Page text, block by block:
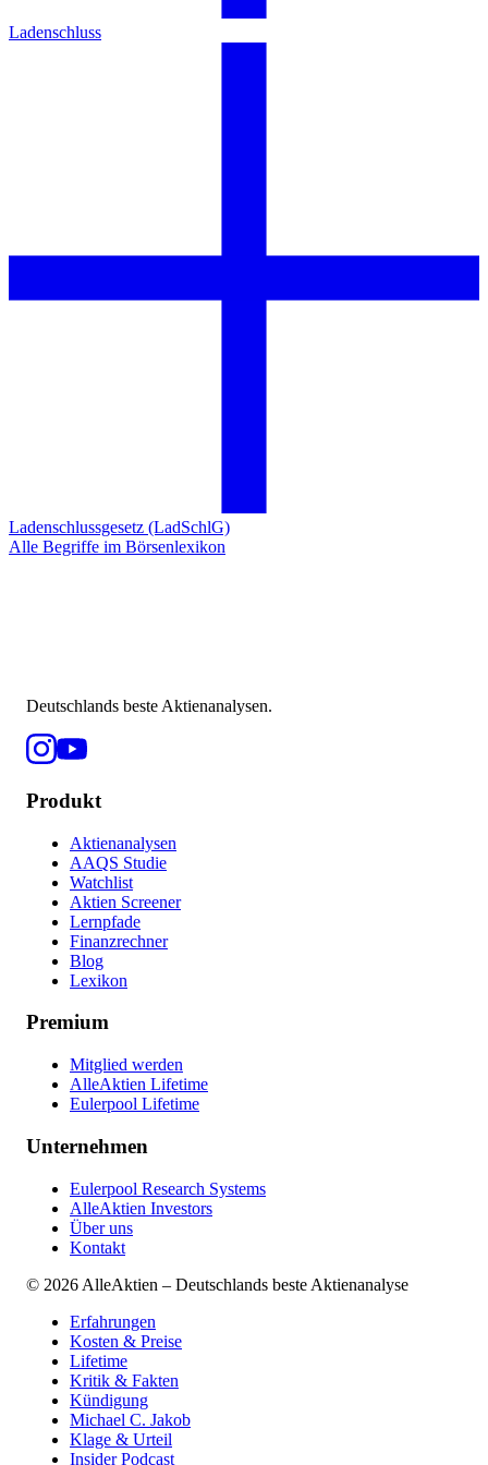
Ladenschluss
Ladenschlussgesetz (LadSchlG)
Alle Begriffe im Börsenlexikon
Deutschlands beste Aktienanalysen.
Produkt
Aktienanalysen
AAQS Studie
Watchlist
Aktien Screener
Lernpfade
Finanzrechner
Blog
Lexikon
Premium
Mitglied werden
AlleAktien Lifetime
Eulerpool Lifetime
Unternehmen
Eulerpool Research Systems
AlleAktien Investors
Über uns
Kontakt
© 2026 AlleAktien – Deutschlands beste Aktienanalyse
Erfahrungen
Kosten & Preise
Lifetime
Kritik & Fakten
Kündigung
Michael C. Jakob
Klage & Urteil
Insider Podcast